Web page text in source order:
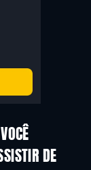
DE